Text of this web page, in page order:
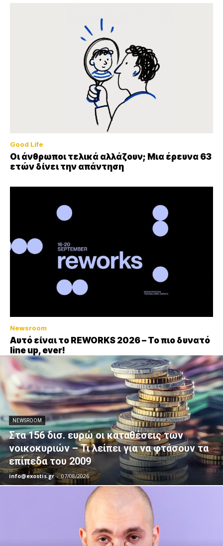
Good Life
Οι άνθρωποι τελικά αλλάζουν; Μια έρευνα 63
ετών δίνει την απάντηση
Newsroom
Αυτό είναι το REWORKS 2026 – Το πιο δυνατό
line up, ever!
NEWSROOM
Στα 156 δισ. ευρώ οι καταθέσεις των
νοικοκυριών – Τι λείπει για να φτάσουν τα
επίπεδα του 2009
info@exostis.gr - 07/08/2026